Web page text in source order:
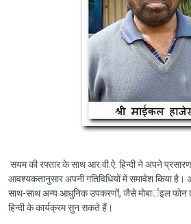
सयम की रफ्तार के साथ आर.वी.ऐ. हिन्दी ने अपने
आवश्यकतानुसार अपनी गतिविधियों में समावेश किया है।
साथ-साथ अन्य आधुनिक उपकरणों, जैसे मोबार्इल फोन
हिन्दी के कार्यक्रम सुन सकते हैं।